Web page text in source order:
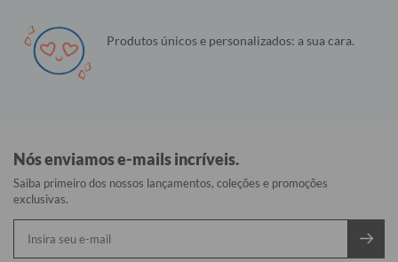
Produtos únicos e personalizados: a sua cara.
Nós enviamos e-mails incríveis.
Saiba primeiro dos nossos lançamentos, coleções e promoções
exclusivas.